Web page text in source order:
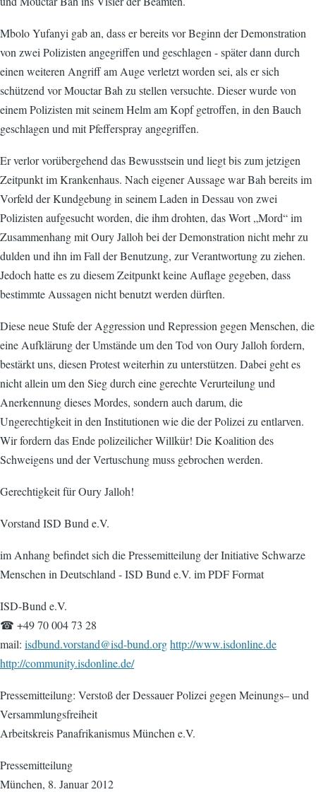
Mbolo Yufanyi gab an, dass er bereits vor Beginn der Demonstration
von zwei Polizisten angegriffen und geschlagen - später dann durch
einen weiteren Angriff am Auge verletzt worden sei, als er sich
schützend vor Mouctar Bah zu stellen versuchte. Dieser wurde von
einem Polizisten mit seinem Helm am Kopf getroffen, in den Bauch
geschlagen und mit Pfefferspray angegriffen.
Er verlor vorübergehend das Bewusstsein und liegt bis zum jetzigen
Zeitpunkt im Krankenhaus. Nach eigener Aussage war Bah bereits im
Vorfeld der Kundgebung in seinem Laden in Dessau von zwei
Polizisten aufgesucht worden, die ihm drohten, das Wort „Mord“ im
Zusammenhang mit Oury Jalloh bei der Demonstration nicht mehr zu
dulden und ihn im Fall der Benutzung, zur Verantwortung zu ziehen.
Jedoch hatte es zu diesem Zeitpunkt keine Auflage gegeben, dass
bestimmte Aussagen nicht benutzt werden dürften.
Diese neue Stufe der Aggression und Repression gegen Menschen, die
eine Aufklärung der Umstände um den Tod von Oury Jalloh fordern,
bestärkt uns, diesen Protest weiterhin zu unterstützen. Dabei geht es
nicht allein um den Sieg durch eine gerechte Verurteilung und
Anerkennung dieses Mordes, sondern auch darum, die
Ungerechtigkeit in den Institutionen wie die der Polizei zu entlarven.
Wir fordern das Ende polizeilicher Willkür! Die Koalition des
Schweigens und der Vertuschung muss gebrochen werden.
Gerechtigkeit für Oury Jalloh!
Vorstand ISD Bund e.V.
im Anhang befindet sich die Pressemitteilung der Initiative Schwarze
Menschen in Deutschland - ISD Bund e.V. im PDF Format
ISD-Bund e.V.
☎ +49 70 004 73 28
mail: isdbund.vorstand@isd-bund.orghttp://www.isdonline.de
http://community.isdonline.de/
Pressemitteilung: Verstoß der Dessauer Polizei gegen Meinungs– und
Versammlungsfreiheit
Arbeitskreis Panafrikanismus München e.V.
Pressemitteilung
München, 8. Januar 2012